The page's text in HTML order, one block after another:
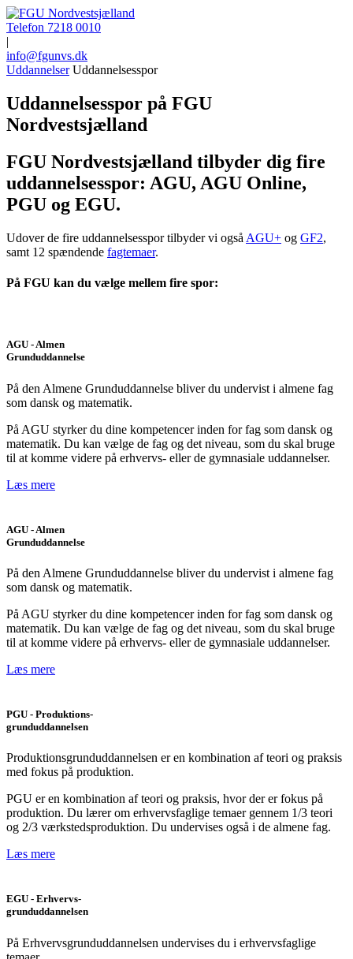
Telefon 7218 0010
|
info@fgunvs.dk
Uddannelser Uddannelsesspor
Uddannelsesspor på FGU
Nordvestsjælland
FGU Nordvestsjælland tilbyder dig fire
uddannelsesspor: AGU, AGU Online,
PGU og EGU.
Udover de fire uddannelsesspor tilbyder vi også AGU+ og GF2,
samt 12 spændende fagtemaer.
På FGU kan du vælge mellem fire spor:
AGU - Almen
Grunduddannelse
På den Almene Grunduddannelse bliver du undervist i almene fag
som dansk og matematik.
På AGU styrker du dine kompetencer inden for fag som dansk og
matematik. Du kan vælge de fag og det niveau, som du skal bruge
til at komme videre på erhvervs- eller de gymnasiale uddannelser.
Læs mere
AGU - Almen
Grunduddannelse
På den Almene Grunduddannelse bliver du undervist i almene fag
som dansk og matematik.
På AGU styrker du dine kompetencer inden for fag som dansk og
matematik. Du kan vælge de fag og det niveau, som du skal bruge
til at komme videre på erhvervs- eller de gymnasiale uddannelser.
Læs mere
PGU - Produktions-
grunduddannelsen
Produktionsgrunduddannelsen er en kombination af teori og praksis
med fokus på produktion.
PGU er en kombination af teori og praksis, hvor der er fokus på
produktion. Du lærer om erhvervsfaglige temaer gennem 1/3 teori
og 2/3 værkstedsproduktion. Du undervises også i de almene fag.
Læs mere
EGU - Erhvervs-
grunduddannelsen
På Erhvervsgrunduddannelsen undervises du i erhvervsfaglige